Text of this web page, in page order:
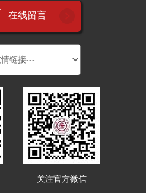
在线留言
关注官方微信